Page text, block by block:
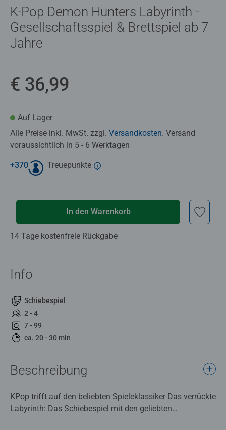
K-Pop Demon Hunters Labyrinth -
Gesellschaftsspiel & Brettspiel ab 7
Jahre
€ 36,99
Auf Lager
Alle Preise inkl. MwSt. zzgl. Versandkosten. Versand
voraussichtlich in 5 - 6 Werktagen
+370 Treuepunkte
In den Warenkorb
14 Tage kostenfreie Rückgabe
Info
Schiebespiel
2 - 4
7 - 99
ca. 20 - 30 min
Beschreibung
KPop trifft auf den beliebten Spieleklassiker Das verrückte
Labyrinth: Das Schiebespiel mit den geliebten